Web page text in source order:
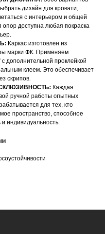
дизайн для кровати,
с интерьером и общей
доступна любая покраска
Каркас изготовлен из
марки ФК. Применяем
дополнительной проклейкой
клеем. Это обеспечивает
скрипов.
Каждая
ручной работы опытных
для тех, кто
пространство, способное
индивидуальность.
связи,
ГОТОВЫ